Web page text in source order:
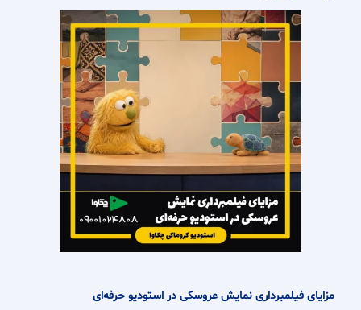
مزایای فیلمبرداری نمایش عروسکی در استودیو حرفه‌ای